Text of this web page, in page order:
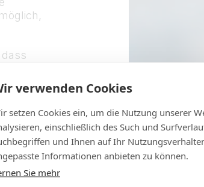
verwenden Cookies
setzen Cookies ein, um die Nutzung unserer
einschließlich des Such und
und Ihnen auf Ihr
Informationen anbieten zu können.
Sie mehr